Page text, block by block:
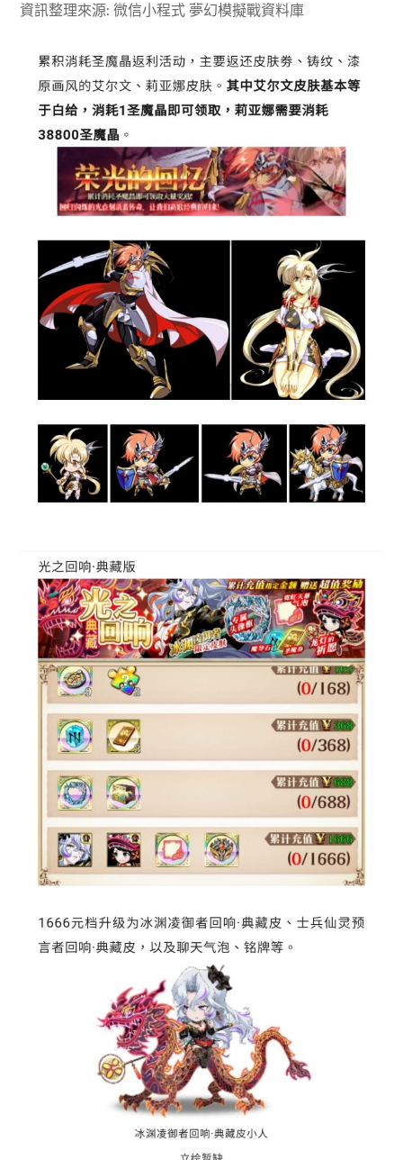
資訊整理來源: 微信小程式 夢幻模擬戰資料庫